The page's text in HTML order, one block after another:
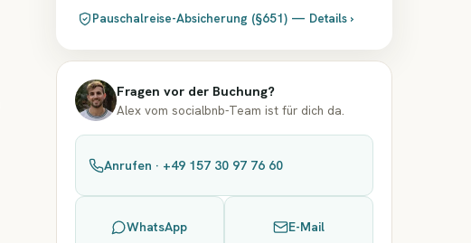
Pauschalreise-Absicherung (§651) — Details ›
Fragen vor der Buchung?
Alex vom socialbnb-Team ist für dich da.
Anrufen · +49 157 30 97 76 60
WhatsApp E-Mail